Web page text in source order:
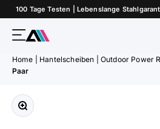
Zum Inhalt springen
100 Tage Testen | Lebenslange
MenüATLETICA
Home Hantelscheiben Outdoor Power
Paar
Bild vergrößern